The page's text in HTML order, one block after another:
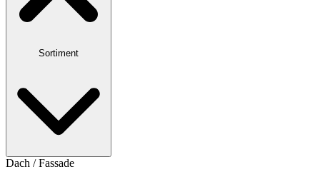
Sortiment
Dach / Fassade